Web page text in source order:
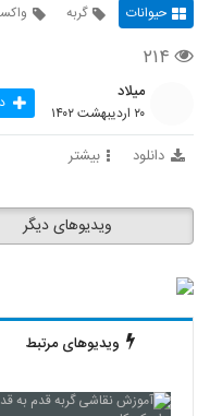
حیوانات گربه
۲۱۴
میلاد
۲۰ اردیبهشت ۱۴۰۲
دانلود بیشتر
ویدیوهای دیگر
ویدیوهای مرتبط